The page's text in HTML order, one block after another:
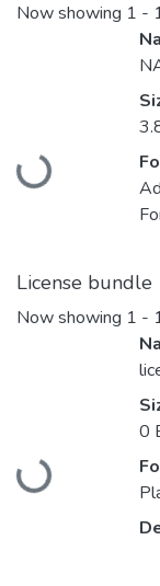
Now showing 1 -
Loading...
License bundle
Now showing 1 -
Loading...
0